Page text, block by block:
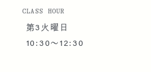
CLASS HOUR
第3火曜日
10:30〜12:30